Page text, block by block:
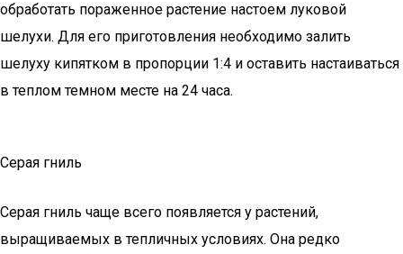
обработать пораженное растение настоем луковой
шелухи. Для его приготовления необходимо залить
шелуху кипятком в пропорции 1:4 и оставить настаиваться
в теплом темном месте на 24 часа.
Серая гниль
Серая гниль чаще всего появляется у растений,
выращиваемых в тепличных условиях. Она редко